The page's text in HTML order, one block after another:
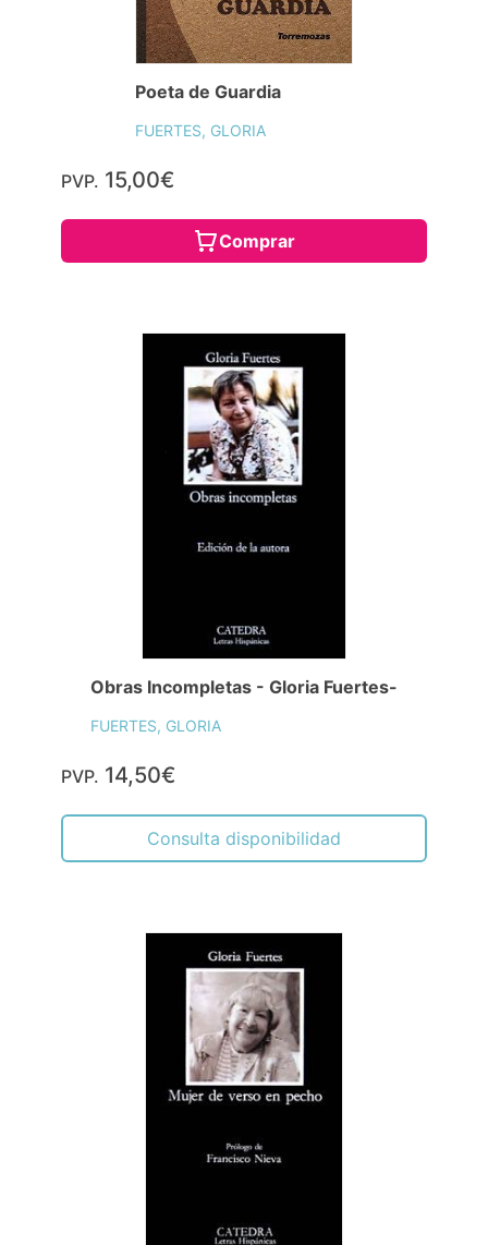
Poeta de Guardia
FUERTES, GLORIA
PVP. 15,00€
Comprar
Obras Incompletas - Gloria Fuertes-
FUERTES, GLORIA
PVP. 14,50€
Consulta disponibilidad